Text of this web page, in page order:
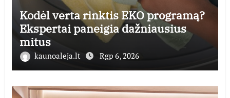
Kodėl verta rinktis EKO programą?
Ekspertai paneigia dažniausius
mitus
kaunoaleja.lt Rgp 6, 2026